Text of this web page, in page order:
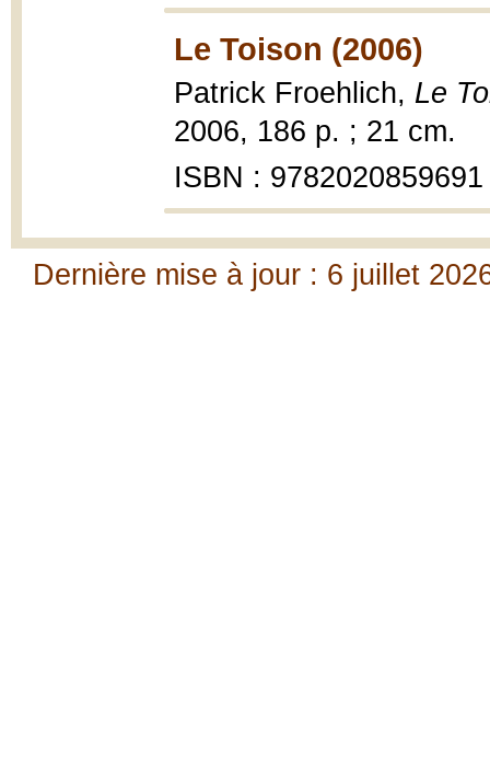
Le Toison (2006)
Patrick Froehlich, Le
2006, 186 p. ; 21 cm.
ISBN : 9782020859691
Dernière mise à jour : 6 juillet